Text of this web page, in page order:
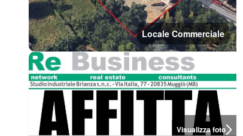
Locale Commerciale
Visualizza foto